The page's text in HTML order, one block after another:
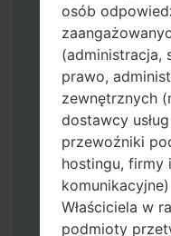
Pobierz na
wersję Odin 3
Powinieneś
wybierz tutaj)
wybierz tutaj):
AP: "System
osób
(administracja,
prawo,
zewnętrznych
dostawcy
przewoźniki
hostingu, firmy
Właściciela w
podmioty